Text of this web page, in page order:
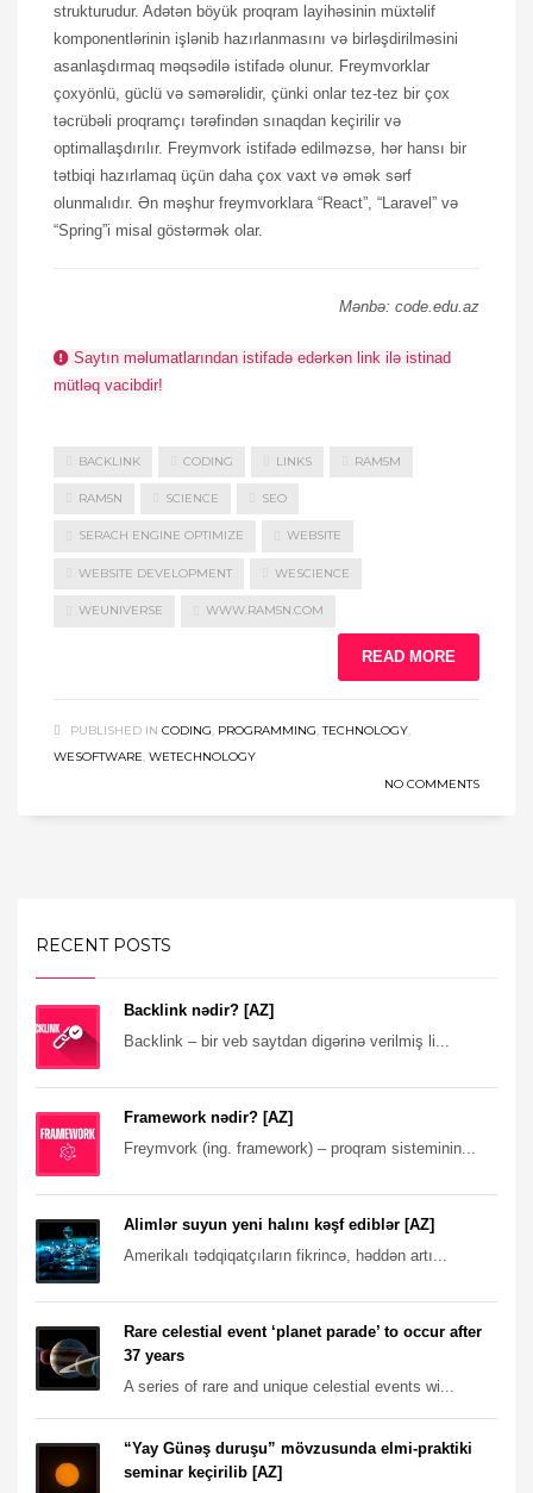
strukturudur. Adətən böyük proqram layihəsinin müxtəlif
komponentlərinin işlənib hazırlanmasını və birləşdirilməsini
asanlaşdırmaq məqsədilə istifadə olunur. Freymvorklar
çoxyönlü, güclü və səmərəlidir, çünki onlar tez-tez bir çox
təcrübəli proqramçı tərəfindən sınaqdan keçirilir və
optimallaşdırılır. Freymvork istifadə edilməzsə, hər hansı bir
tətbiqi hazırlamaq üçün daha çox vaxt və əmək sərf
olunmalıdır. Ən məşhur freymvorklara “React”, “Laravel” və
“Spring”i misal göstərmək olar.
Mənbə: code.edu.az
Saytın məlumatlarından istifadə edərkən link ilə istinad
mütləq vacibdir!
BACKLINK CODING LINKS RAM5M
RAM5N SCIENCE SEO
SERACH ENGINE OPTIMIZE WEBSITE
WEBSITE DEVELOPMENT WESCIENCE
WEUNIVERSE WWW.RAM5N.COM
READ MORE
PUBLISHED IN CODING PROGRAMMING ,TECHNOLOGY
WESOFTWARE WETECHNOLOGY
NO COMMENTS
RECENT POSTS
Backlink nədir? [AZ]
Backlink – bir veb saytdan digərinə verilmiş li...
Framework nədir? [AZ]
Freymvork (ing. framework) – proqram sisteminin...
Alimlər suyun yeni halını kəşf ediblər [AZ]
Amerikalı tədqiqatçıların fikrincə, həddən artı...
Rare celestial event ‘planet parade’ to occur after
37 years
A series of rare and unique celestial events wi...
“Yay Günəş duruşu” mövzusunda elmi-praktiki
seminar keçirilib [AZ]